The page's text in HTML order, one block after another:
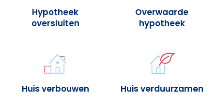
Hypotheek
oversluiten
Overwaarde
hypotheek
Huis verbouwen Huis verduurzamen